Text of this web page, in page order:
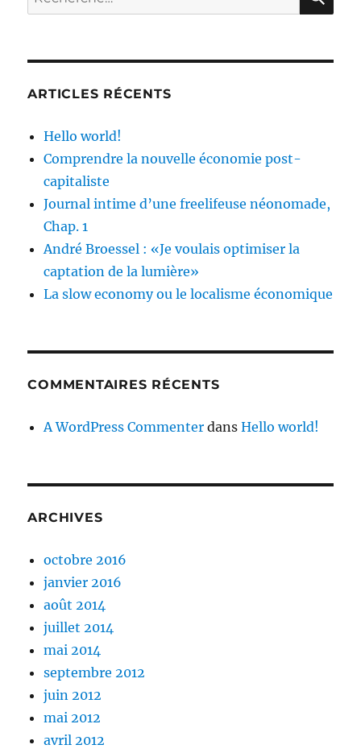
pour :
ARTICLES RÉCENTS
Hello world!
Comprendre la nouvelle économie post-
capitaliste
Journal intime d’une freelifeuse néonomade,
Chap. 1
André Broessel : «Je voulais optimiser la
captation de la lumière»
La slow economy ou le localisme économique
COMMENTAIRES RÉCENTS
A WordPress Commenter dansHello world!
ARCHIVES
octobre 2016
janvier 2016
août 2014
juillet 2014
mai 2014
septembre 2012
juin 2012
mai 2012
avril 2012